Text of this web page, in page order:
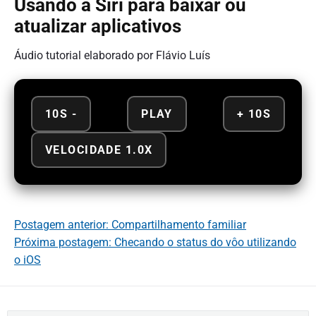
Usando a Siri para baixar ou
atualizar aplicativos
Áudio tutorial elaborado por Flávio Luís
10S - PLAY + 10S
VELOCIDADE 1.0X
Postagem anterior: Compartilhamento familiar
Próxima postagem: Checando o status do vôo utilizando
o iOS